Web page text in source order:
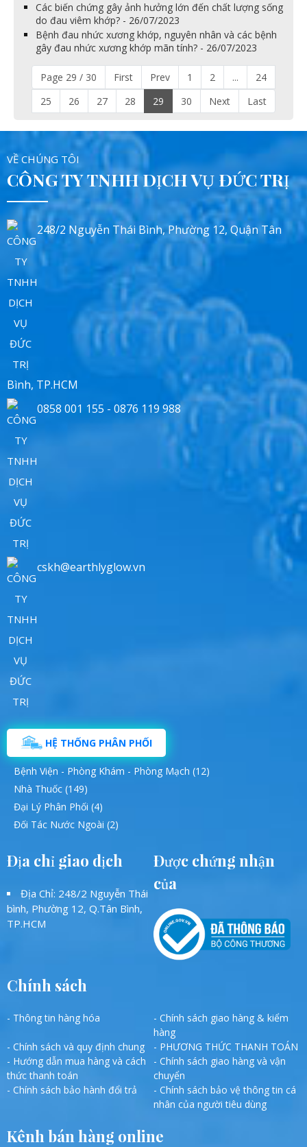
Các biến chứng gây ảnh hưởng lớn đến chất lượng sống
do đau viêm khớp? - 26/07/2023
Bệnh đau nhức xương khớp, nguyên nhân và các bệnh
gây đau nhức xương khớp mãn tính? - 26/07/2023
Page 29 / 30 First Prev 1 2 ...
24
25
26 27 28 29 30 Next Last
VỀ CHÚNG TÔI
CÔNG TY TNHH DỊCH VỤ ĐỨC TRỊ
248/2 Nguyễn Thái Bình, Phường 12, Quận Tân
Bình, TP.HCM
0858 001 155 - 0876 119 988
cskh@earthlyglow.vn
HỆ THỐNG PHÂN PHỐI
Bệnh Viện - Phòng Khám - Phòng Mạch (12)
Nhà Thuốc (149)
Đại Lý Phân Phối (4)
Đối Tác Nước Ngoài (2)
Địa chỉ giao dịch
Địa Chỉ: 248/2 Nguyễn Thái
bình, Phường 12, Q.Tân Bình,
TP.HCM
Được chứng nhận
của
Chính sách
- Thông tin hàng hóa
- Chính sách giao hàng & kiểm
hàng
- Chính sách và quy định chung
- PHƯƠNG THỨC THANH TOÁN
- Hướng dẫn mua hàng và cách
thức thanh toán
- Chính sách giao hàng và vận
chuyển
- Chính sách bảo hành đổi trả
- Chính sách bảo vệ thông tin cá
nhân của người tiêu dùng
Kênh bán hàng online